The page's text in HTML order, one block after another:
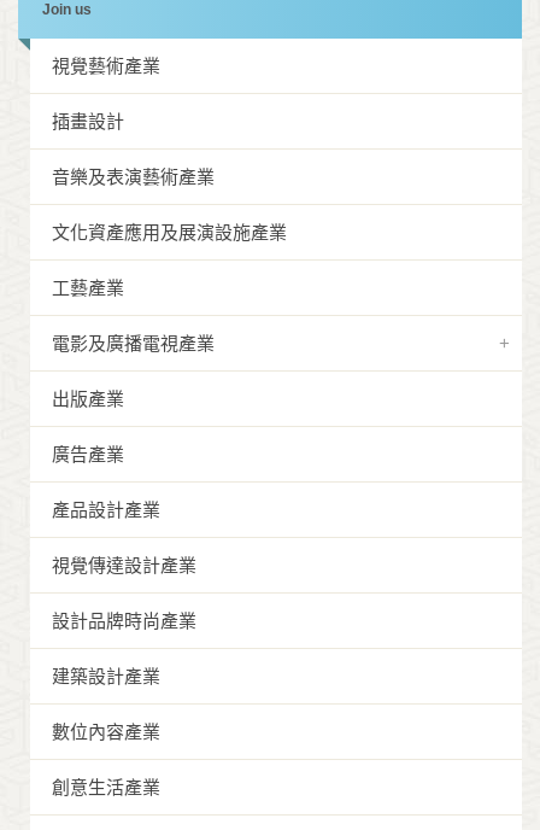
Join us
視覺藝術產業
插畫設計
音樂及表演藝術產業
文化資產應用及展演設施產業
工藝產業
電影及廣播電視產業
出版產業
廣告產業
產品設計產業
視覺傳達設計產業
設計品牌時尚產業
建築設計產業
數位內容產業
創意生活產業